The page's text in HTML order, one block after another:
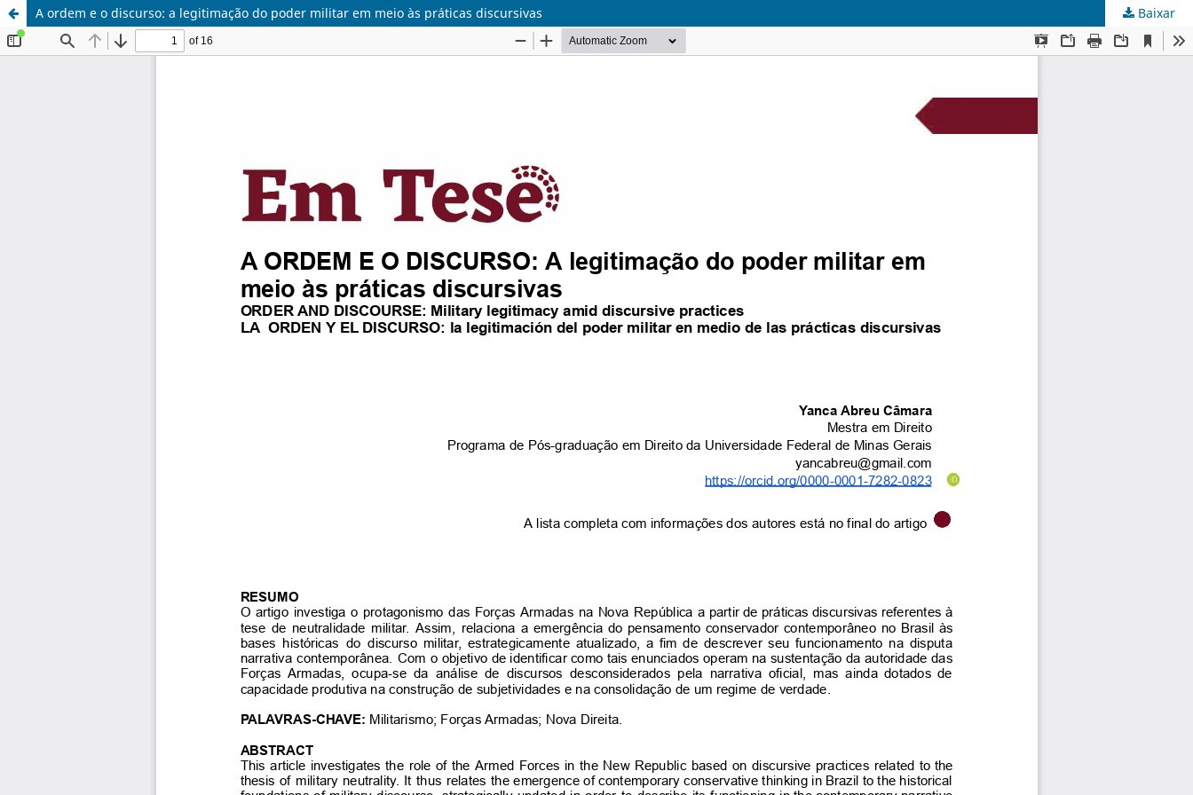
A ordem e o discurso: a legitimação do poder militar em meio às práticas discursivas Baixar